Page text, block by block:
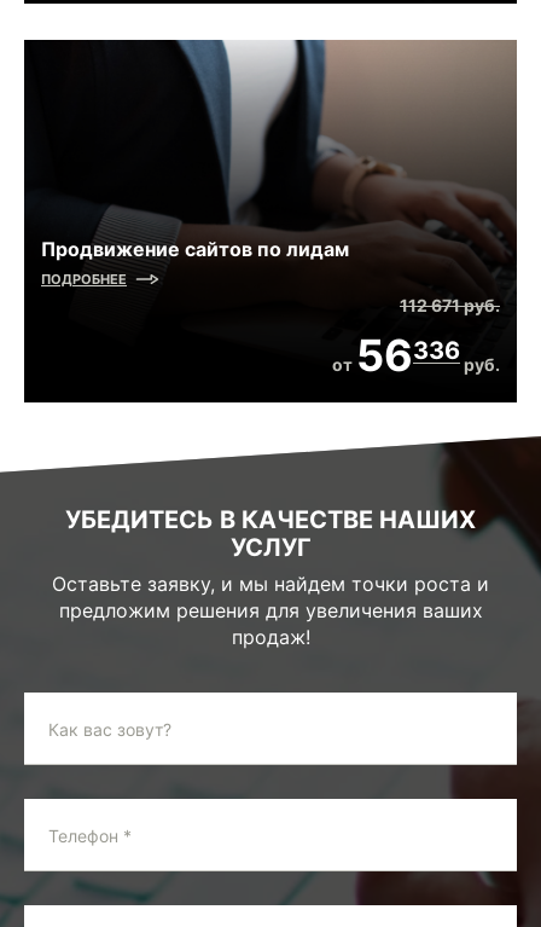
Продвижение сайтов по лидам
ПОДРОБНЕЕ
112 671руб.
от 56336руб.
УБЕДИТЕСЬ В КАЧЕСТВЕ НАШИХ
УСЛУГ
Оставьте заявку, и мы найдем точки роста и
предложим решения для увеличения ваших
продаж!
Как вас зовут?
Телефон *